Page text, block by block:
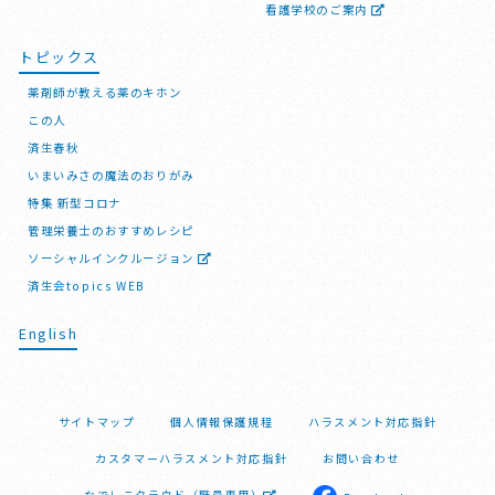
看護学校のご案内
トピックス
薬剤師が教える薬のキホン
この人
済生春秋
いまいみさの魔法のおりがみ
特集 新型コロナ
管理栄養士のおすすめレシピ
ソーシャルインクルージョン
済生会topics WEB
English
サイトマップ 個人情報保護規程 ハラスメント対応指針
カスタマーハラスメント対応指針 お問い合わせ